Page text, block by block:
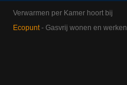
Verwarmen per Kamer hoort bij
Ecopunt- Gasvrij wonen en werken